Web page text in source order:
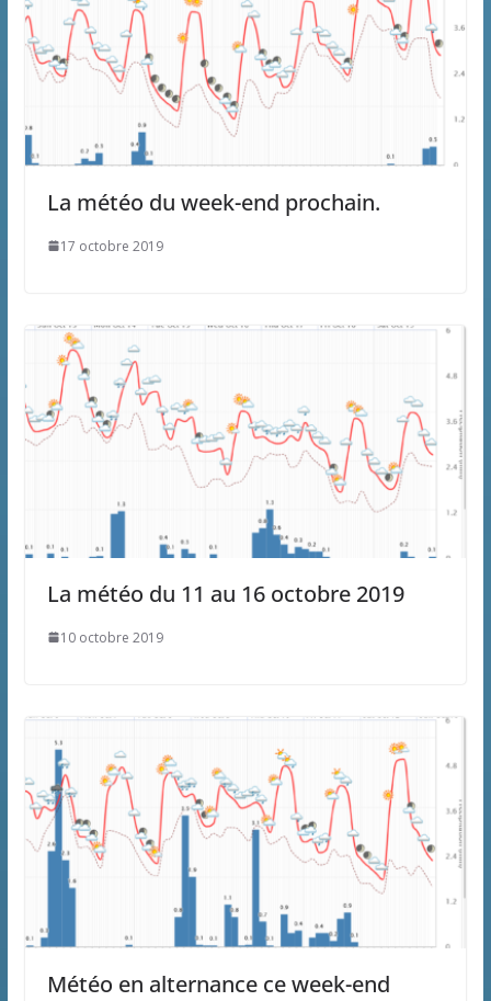
La météo du week-end prochain.
17 octobre 2019
La météo du 11 au 16 octobre 2019
10 octobre 2019
Météo en alternance ce week-end